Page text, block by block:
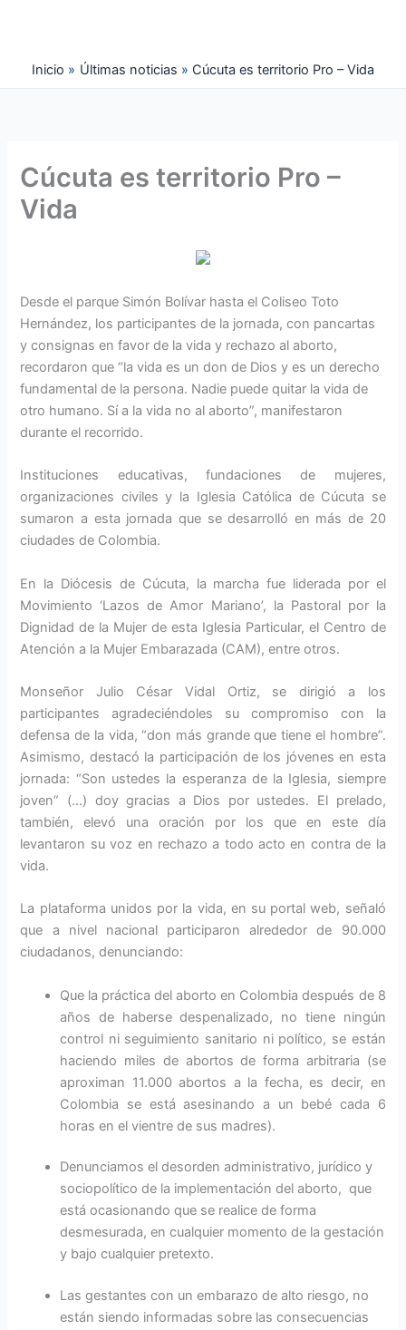
Inicio
Últimas noticias Cúcuta es territorio Pro – Vida
Cúcuta es territorio Pro –
Vida
Desde el parque Simón Bolívar hasta el Coliseo Toto
Hernández, los participantes de la jornada, con pancartas
y consignas en favor de la vida y rechazo al aborto,
recordaron que “la vida es un don de Dios y es un derecho
fundamental de la persona. Nadie puede quitar la vida de
otro humano. Sí a la vida no al aborto”, manifestaron
durante el recorrido.
Instituciones educativas, fundaciones de mujeres,
organizaciones civiles y la Iglesia Católica de Cúcuta se
sumaron a esta jornada que se desarrolló en más de 20
ciudades de Colombia.
En la Diócesis de Cúcuta, la marcha fue liderada por el
Movimiento ‘Lazos de Amor Mariano’, la Pastoral por la
Dignidad de la Mujer de esta Iglesia Particular, el Centro de
Atención a la Mujer Embarazada (CAM), entre otros.
Monseñor Julio César Vidal Ortiz, se dirigió a los
participantes agradeciéndoles su compromiso con la
defensa de la vida, “don más grande que tiene el hombre”.
Asimismo, destacó la participación de los jóvenes en esta
jornada: “Son ustedes la esperanza de la Iglesia, siempre
joven” (…) doy gracias a Dios por ustedes. El prelado,
también, elevó una oración por los que en este día
levantaron su voz en rechazo a todo acto en contra de la
vida.
La plataforma unidos por la vida, en su portal web, señaló
que a nivel nacional participaron alrededor de 90.000
ciudadanos, denunciando:
Que la práctica del aborto en Colombia después de 8
años de haberse despenalizado, no tiene ningún
control ni seguimiento sanitario ni político, se están
haciendo miles de abortos de forma arbitraria (se
aproximan 11.000 abortos a la fecha, es decir, en
Colombia se está asesinando a un bebé cada 6
horas en el vientre de sus madres).
Denunciamos el desorden administrativo, jurídico y
sociopolítico de la implementación del aborto, que
está ocasionando que se realice de forma
desmesurada, en cualquier momento de la gestación
y bajo cualquier pretexto.
Las gestantes con un embarazo de alto riesgo, no
están siendo informadas sobre las consecuencias